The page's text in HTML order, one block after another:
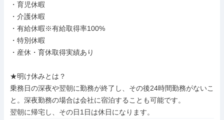
・育児休暇
・介護休暇
・有給休暇※有給取得率100%
・特別休暇
・産休・育休取得実績あり
★明け休みとは？
乗務日の深夜や翌朝に勤務が終了し、その後24時間勤務がないこ
と。深夜勤務の場合は会社に宿泊することも可能です。
翌朝に帰宅し、その日1日は休日になります。